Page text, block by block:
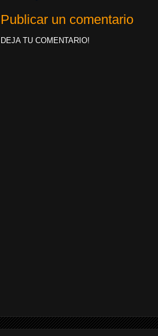
Publicar un comentario
DEJA TU COMENTARIO!